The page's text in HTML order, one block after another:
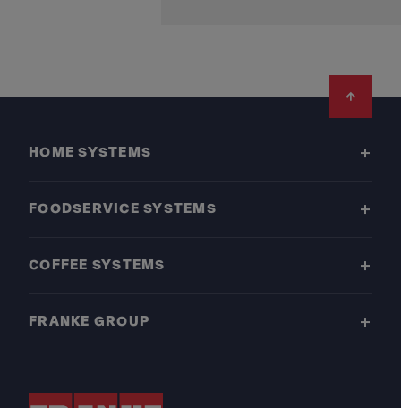
HOME SYSTEMS
FOODSERVICE SYSTEMS
COFFEE SYSTEMS
FRANKE GROUP